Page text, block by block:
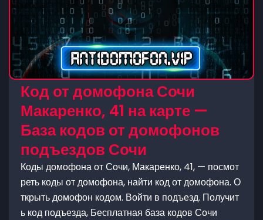
Код от домофона Сочи
Макаренко, 41 на карте —
База кодов от домофонов
подъездов Сочи
Коды домофона от Сочи, Макаренко, 41, — посмот
реть коды от домофона, найти код от домофона. О
ткрыть домофон кодом. Войти в подъезд. Получит
ь код подъезда, Бесплатная база кодов Сочи